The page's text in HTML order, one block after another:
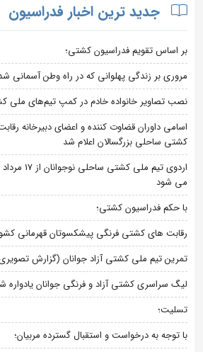
جدید ترین اخبار فدراسیون
بر اساس تقویم فدراسیون کشتی؛
مروری بر زندگی پهلوانی که در راه وطن آسمانی
نصب تصاویر خانواده خادم در کمپ تیم‌های ملی
اسامی داوران قضاوت کننده و اعضای دبیرخانه
کشتی ساحلی بزرگسالان اعلام شد
اردوی تیم
می شود
با حکم فدراسیون کشتی؛
رقابت های کشتی فرنگی پیشکسوتان قهرمانی
تمرین تیم ملی کشتی آزاد جوانان (گزارش
لیگ سراسری کشتی آزاد و فرنگی جوانان
تسلیت؛
با توجه به درخواست و استقبال گسترده مربیان؛